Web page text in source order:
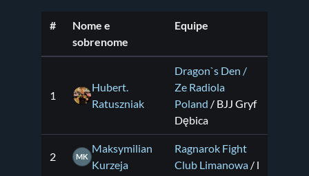
#
Nome e
sobrenome
Equipe
1
Hubert.
Ratuszniak
Dragon`s Den /
Ze Radiola
Poland / BJJ Gryf
Dębica
2 MK
Maksymilian
Kurzeja
Ragnarok Fight
Club Limanowa / l